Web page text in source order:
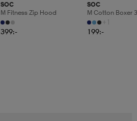
SOC
M Fitness Zip Hood
399:-
SOC
M Cotton Boxer
+1
199:-